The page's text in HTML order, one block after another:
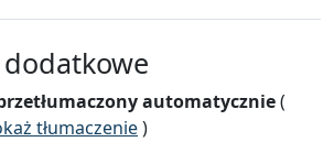
automatycznie(
tłumaczenie)